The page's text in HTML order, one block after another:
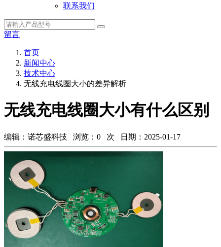
联系我们
留言
首页
新闻中心
技术中心
无线充电线圈大小的差异解析
无线充电线圈大小有什么区别
编辑：诺芯盛科技 浏览： 0 次 日期：2025-01-17